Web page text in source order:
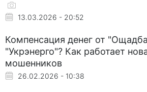
13.03.2026 - 20:52
Компенсация денег от
"Укрэнерго"? Как работает
мошенников
26.02.2026 - 10:38